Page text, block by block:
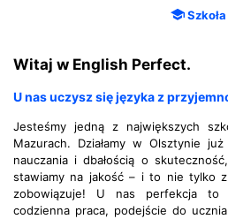
Szkoła
Witaj w English Perfect.
U nas uczysz się języka z
Jesteśmy jedną z największych
Mazurach. Działamy w Olsztynie
nauczania i dbałością o
stawiamy na jakość – i to nie tylko
zobowiązuje! U nas perfekcja to
codzienna praca, podejście do